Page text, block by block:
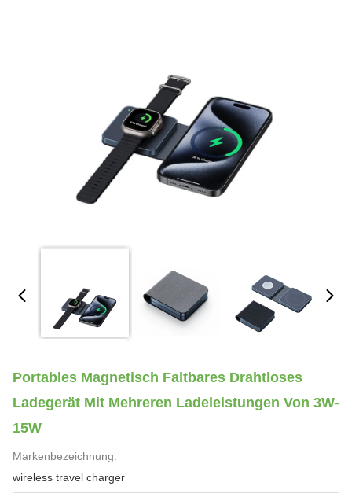
Portables Magnetisch Faltbares Drahtloses
Ladegerät Mit Mehreren Ladeleistungen Von 3W-
15W
Markenbezeichnung:
wireless travel charger